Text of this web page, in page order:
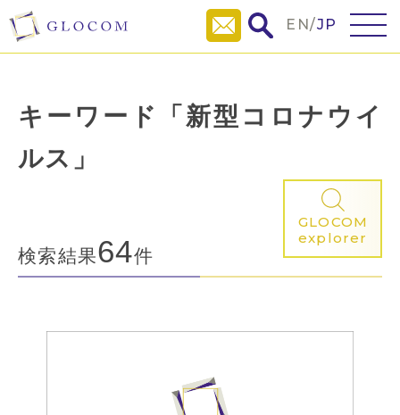
EN/JP
キーワード「新型コロナウイ
ルス」
GLOCOM
explorer
検索結果64件